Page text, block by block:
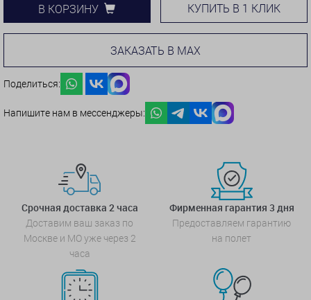
В КОРЗИНУ КУПИТЬ В 1 КЛИК
ЗАКАЗАТЬ В MAX
Поделиться:
Напишите нам в мессенджеры:
Срочная доставка 2 часа
Доставим ваш заказ по
Москве и МО уже через 2
часа
Фирменная гарантия 3 дня
Предоставляем гарантию
на полет